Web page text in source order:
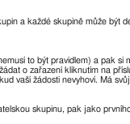
a každé skupině může být
to být pravidlem) a pak si
o zařazení kliknutím na
vaší žádosti nevyhoví. Má
skupinu, pak jako